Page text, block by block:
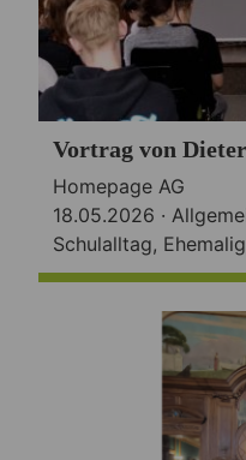
Vortrag von
Homepage AG
18.05.2026 ·
Schulalltag,